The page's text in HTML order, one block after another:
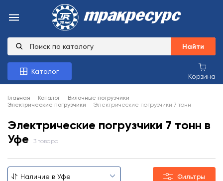
Найти
Каталог
Корзина
Главная Каталог
Вилочные погрузчики
Электрические погрузчики
Электрические погрузчики 7 тонн
Электрические погрузчики 7 тонн в
Уфе
3 товара
Фильтры